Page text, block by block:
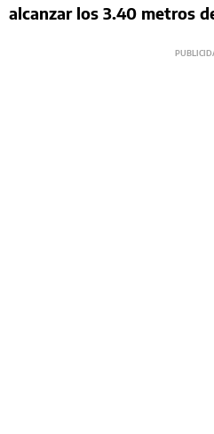
alcanzar los 3.40 metros